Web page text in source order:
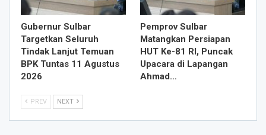
Gubernur Sulbar
Targetkan Seluruh
Tindak Lanjut Temuan
BPK Tuntas 11 Agustus
2026
Pemprov Sulbar
Matangkan Persiapan
HUT Ke-81 RI, Puncak
Upacara di Lapangan
Ahmad…
PREV NEXT